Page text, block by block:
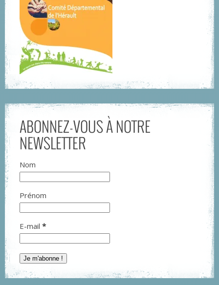
ABONNEZ-VOUS À NOTRE
NEWSLETTER
Nom
Prénom
E-mail *